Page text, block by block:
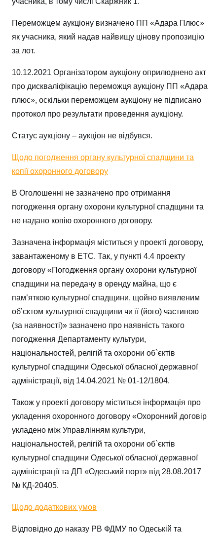
Переможцем аукціону визначено ПП «Адара Плюс»
як учасника, який надав найвищу цінову пропозицію
за лот.
10.12.2021 Організатором аукціону оприлюднено акт
про дискваліфікацію переможця аукціону ПП «Адара
плюс», оскільки переможцем аукціону не підписано
протокол про результати проведення аукціону.
Статус аукціону – аукціон не відбувся.
Щодо погодження органу культурної спадщини та
копії охоронного договору
В Оголошенні не зазначено про отримання
погодження органу охорони культурної спадщини та
не надано копію охоронного договору.
Зазначена інформація міститься у проекті договору,
завантаженому в ЕТС. Так, у пункті 4.4 проекту
договору «Погодження органу охорони культурної
спадщини на передачу в оренду майна, що є
пам’яткою культурної спадщини, щойно виявленим
об’єктом культурної спадщини чи її (його) частиною
(за наявності)» зазначено про наявність такого
погодження Департаменту культури,
національностей, релігій та охорони об`єктів
культурної спадщини Одеської обласної державної
адміністрації, від 14.04.2021 № 01-12/1804.
Також у проекті договору міститься інформація про
укладення охоронного договору «Охоронний договір
укладено між Управлінням культури,
національностей, релігій та охорони об`єктів
культурної спадщини Одеської обласної державної
адміністрації та ДП «Одеський порт» від 28.08.2017
№ КД-20405.
Щодо додаткових умов
Відповідно до наказу РВ ФДМУ по Одеській та